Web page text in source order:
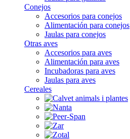
Conejos
Accesorios para conejos
Alimentación para conejos
Jaulas para conejos
Otras aves
Accesorios para aves
Alimentación para aves
Incubadoras para aves
Jaulas para aves
Cereales